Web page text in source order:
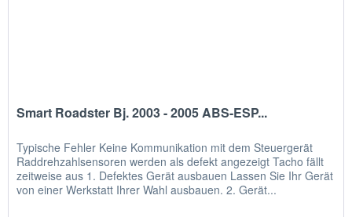
Smart Roadster Bj. 2003 - 2005 ABS-ESP...
Typische Fehler Keine Kommunikation mit dem Steuergerät
Raddrehzahlsensoren werden als defekt angezeigt Tacho fällt
zeitweise aus 1. Defektes Gerät ausbauen Lassen Sie Ihr Gerät
von einer Werkstatt Ihrer Wahl ausbauen. 2. Gerät...